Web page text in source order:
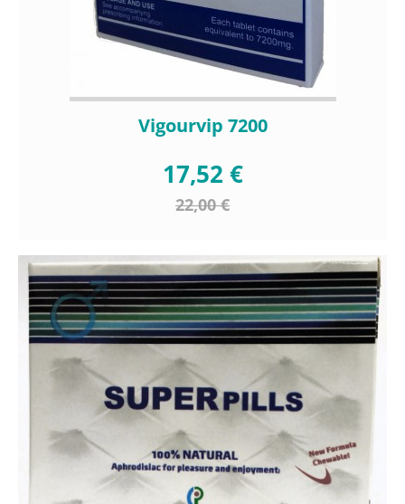
Vigourvip 7200
17,52 €
22,00 €